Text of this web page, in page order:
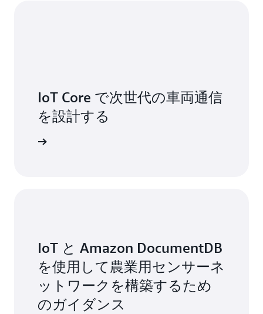
IoT Core で次世代の車両通信
を設計する
IoT と Amazon DocumentDB
を使用して農業用センサーネ
ットワークを構築するため
のガイダンス